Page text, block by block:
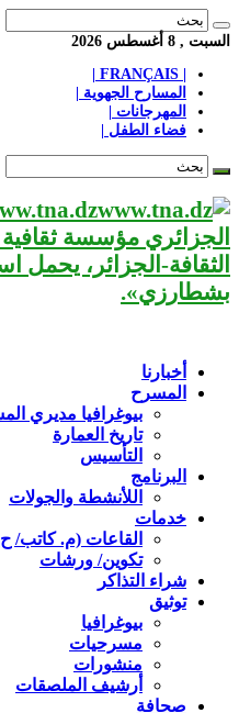
السبت , 8 أغسطس 2026
المسارح الجهوية |
المهرجانات |
فضاء الطفل |
الجزائري مؤسسة ثقافية
الثقافة-الجزائر، يحمل
بشطارزي».
أخبارنا
المسرح
بيوغرافيا مديري
تاريخ العمارة
التأسيس
البرنامج
اللأنشطة والجولات
خدمات
القاعات (م. كاتب/
تكوين/ ورشات
شراء التذاكر
توثيق
بيوغرافيا
مسرحيات
منشورات
أرشيف الملصقات
صحافة